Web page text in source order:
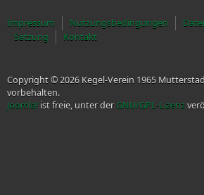
Impressum Nutzungsbedingungen
Satzung
Kontakt
Copyright © 2026 Kegel-Verein 1965
vorbehalten.
Joomla! ist freie, unter der GNU/GPL-Lizenz